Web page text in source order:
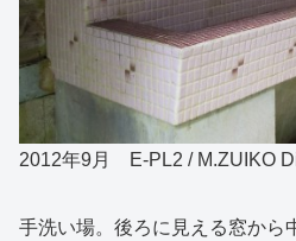
2012年9月 E-PL2 / M.ZUIKO
手洗い場。後ろに見える窓から